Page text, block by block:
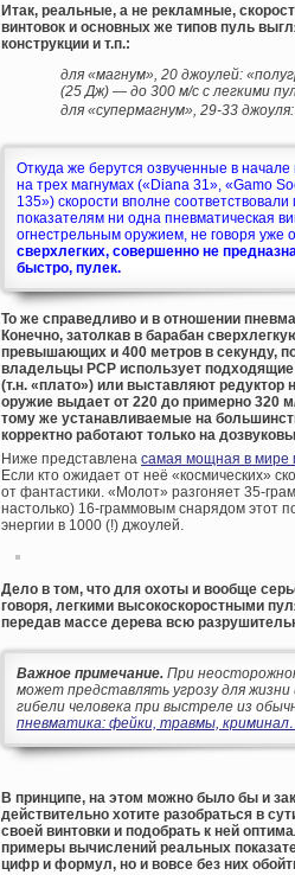
Итак, реальные, а не рекламные,
винтовок и основных же типов пуль
конструкции и т.п.:
для «магнум», 20 джоулей:
(25 Дж) — до 300 м/с с легкими
для «супермагнум», 29-33
Откуда же берутся озвученные в
на трех магнумах («Diana 31», «Gamo
135») скорости вполне
показателям ни одна пневматическая
огнестрельным оружием, не говоря уже
сверхлегких, совершенно не
быстро, пулек.
То же справедливо и в отношении
Конечно, затолкав в барабан
превышающих и 400 метров в секунду,
владельцы PCP использует
(т.н. «плато») или выставляют редуктор
оружие выдает от 220 до примерно 320
тому же устанавливаемые на
корректно работают только на
Ниже представлена самая мощная в мире
Если кто ожидает от неё «космических»
от фантастики. «Молот» разгоняет 35-
настолько) 16-граммовым снарядом этот
энергии в 1000 (!) джоулей.
Дело в том, что для охоты и вообще
говоря, легкими высокоскоростными
передав массе дерева всю
Важное примечание. При
может представлять угрозу для
гибели человека при выстреле из
пневматика: фейки, травмы,
В принципе, на этом можно было бы и
действительно хотите разобраться в
своей винтовки и подобрать к ней
примеры вычислений реальных
цифр и формул, но и вовсе без них